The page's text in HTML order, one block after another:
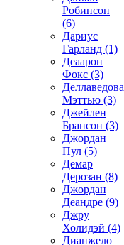
Робинсон
(6)
Дариус
Гарланд (1)
Деаарон
Фокс (3)
Деллаведова
Мэттью (3)
Джейлен
Брансон (3)
Джордан
Пул (5)
Демар
Дерозан (8)
Джордан
Деандре (9)
Джру
Холидэй (4)
Дианжело